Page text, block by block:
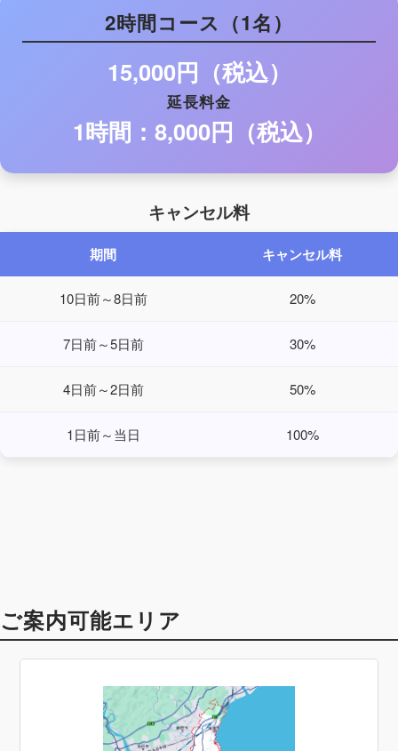
2時間コース（1名）
15,000円（税込）
延長料金
1時間：8,000円（税込）
キャンセル料
期間 キャンセル料
10日前～8日前 20%
7日前～5日前 30%
4日前～2日前 50%
1日前～当日 100%
ご案内可能エリア